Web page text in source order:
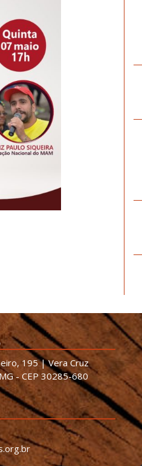
195 | Vera Cruz
- CEP 30285-680